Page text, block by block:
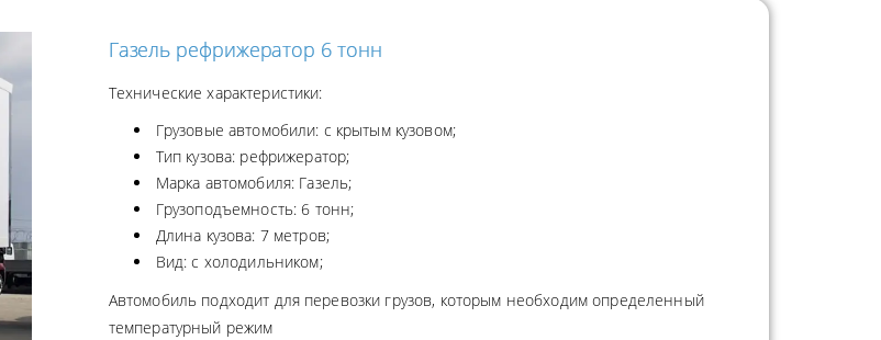
Газель рефрижератор 6 тонн
Технические характеристики:
Грузовые автомобили: с крытым кузовом;
Тип кузова: рефрижератор;
Марка автомобиля: Газель;
Грузоподъемность: 6 тонн;
Длина кузова: 7 метров;
Вид: с холодильником;
Автомобиль подходит для перевозки грузов, которым необходим определенный
температурный режим